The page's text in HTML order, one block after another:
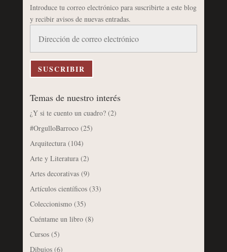
Introduce tu correo electrónico para suscribirte a este blog
y recibir avisos de nuevas entradas.
correo
electrónico
SUSCRIBIR
Temas de nuestro interés
¿Y si te cuento un cuadro?(2)
#OrgulloBarroco(25)
Arquitectura(104)
Arte y Literatura(2)
Artes decorativas(9)
Artículos científicos(33)
Coleccionismo(35)
Cuéntame un libro(8)
Cursos(5)
Dibujos(6)